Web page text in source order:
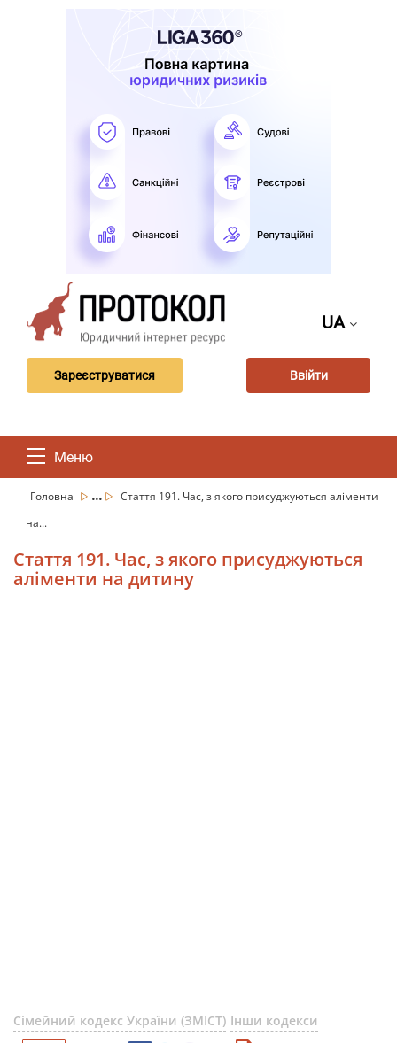
UA
Зареєструватися Ввійти
Меню
Головна ...
Стаття 191. Час, з якого присуджуються аліменти
на...
Стаття 191. Час, з якого присуджуються
аліменти на дитину
Сімейний кодекс України (ЗМІСТ) Інши кодекси